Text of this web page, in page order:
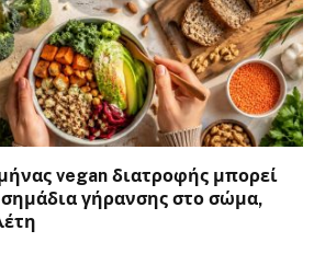
vegan διατροφής μπορεί
γήρανσης στο σώμα,